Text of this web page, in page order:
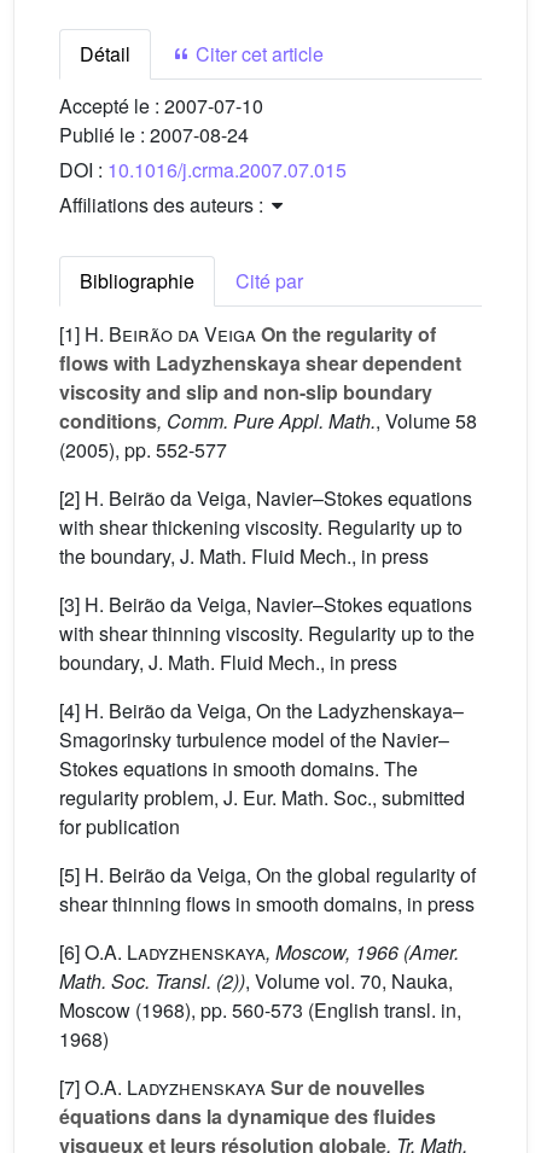
Détail
Citer cet article
Accepté le : 2007-07-10
Publié le : 2007-08-24
DOI : 10.1016/j.crma.2007.07.015
Affiliations des auteurs :
Bibliographie
Cité par
[1] H. Beirão da VeigaOn the regularity of
flows with Ladyzhenskaya shear dependent
viscosity and slip and non-slip boundary
conditions, Comm. Pure Appl. Math., Volume 58
(2005), pp. 552-577
[2] H. Beirão da Veiga, Navier–Stokes equations
with shear thickening viscosity. Regularity up to
the boundary, J. Math. Fluid Mech., in press
[3] H. Beirão da Veiga, Navier–Stokes equations
with shear thinning viscosity. Regularity up to the
boundary, J. Math. Fluid Mech., in press
[4] H. Beirão da Veiga, On the Ladyzhenskaya–
Smagorinsky turbulence model of the Navier–
Stokes equations in smooth domains. The
regularity problem, J. Eur. Math. Soc., submitted
for publication
[5] H. Beirão da Veiga, On the global regularity of
shear thinning flows in smooth domains, in press
[6]O.A. Ladyzhenskaya, Moscow, 1966 (Amer.
Math. Soc. Transl. (2)), Volume vol. 70, Nauka,
Moscow (1968), pp. 560-573 (English transl. in,
1968)
[7]O.A. LadyzhenskayaSur de nouvelles
équations dans la dynamique des fluides
visqueux et leurs résolution globale, Tr. Math.